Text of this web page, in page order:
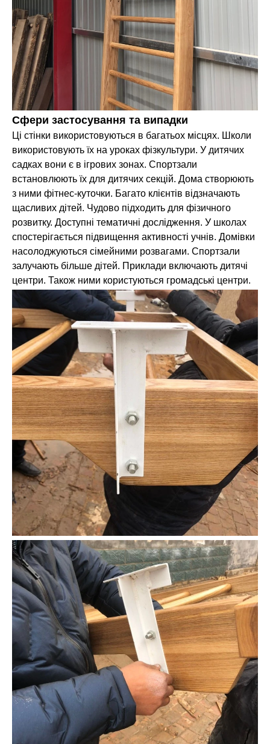
Сфери застосування та випадки
Ці стінки використовуються в багатьох місцях. Школи
використовують їх на уроках фізкультури. У дитячих
садках вони є в ігрових зонах. Спортзали
встановлюють їх для дитячих секцій. Дома створюють
з ними фітнес-куточки. Багато клієнтів відзначають
щасливих дітей. Чудово підходить для фізичного
розвитку. Доступні тематичні дослідження. У школах
спостерігається підвищення активності учнів. Домівки
насолоджуються сімейними розвагами. Спортзали
залучають більше дітей. Приклади включають дитячі
центри. Також ними користуються громадські центри.